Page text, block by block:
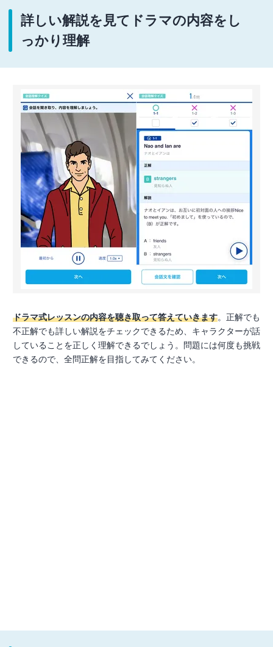
詳しい解説を見てドラマの内容をし
っかり理解
ドラマ式レッスンの内容を聴き取って答えていきます。正解でも
不正解でも詳しい解説をチェックできるため、キャラクターが話
していることを正しく理解できるでしょう。問題には何度も挑戦
できるので、全問正解を目指してみてください。